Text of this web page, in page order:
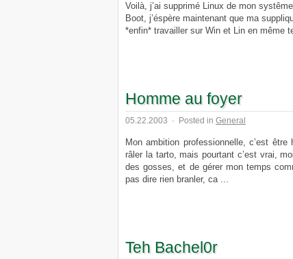
Voilà, j’ai supprimé Linux de mon
Boot, j’éspère maintenant que ma
*enfin* travailler sur Win et Lin en même
Homme au foyer
05.22.2003 · Posted in General
Mon ambition professionnelle, c’est
râler la tarto, mais pourtant c’est vrai,
des gosses, et de gérer mon temps
pas dire rien branler, ca ...
Teh Bachel0r